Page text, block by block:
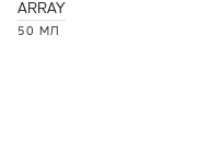
ARRAY
50 МЛ